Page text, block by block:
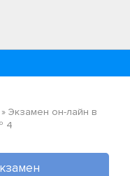
» Экзамен он-лайн в
4